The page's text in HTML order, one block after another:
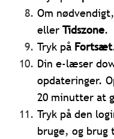
Om
ellerTidszone.
Tryk på Fortsæt
Din e-læser
opdateringer.
20 minutter at
Tryk på den
bruge, og